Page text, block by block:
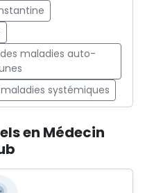
maladies auto-
systémiques
en Médecin